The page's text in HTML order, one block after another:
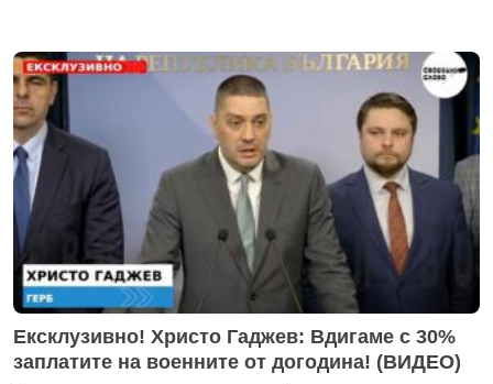
Ексклузивно! Христо Гаджев: Вдигаме с 30%
заплатите на военните от догодина! (ВИДЕО)